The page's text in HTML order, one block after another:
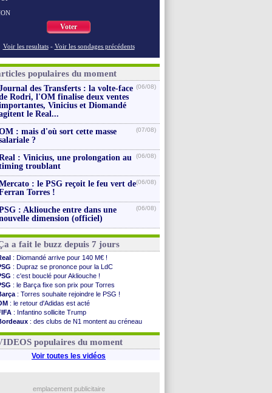
Voter
Voir les resultats - Voir les sondages précédents
populaires du moment
des Transferts : la volte-face
Rodri, l'OM finalise deux ventes
Vinicius et Diomandé
le Real...
(06/08)
: mais d'où sort cette masse
?
(07/08)
: Vinicius, une prolongation au
troublant
(06/08)
: le PSG reçoit le feu vert de
Torres !
(06/08)
: Akliouche entre dans une
dimension (officiel)
(06/08)
a fait le buzz depuis 7 jours
: Diomandé arrive pour 140 M€ !
: Dupraz se prononce pour la LdC
: c'est bouclé pour Akliouche !
: le Barça fixe son prix pour Torres
: Torres souhaite rejoindre le PSG !
: le retour d'Adidas est acté
: Infantino sollicite Trump
: des clubs de N1 montent au créneau
: le démenti de Leipzig pour Diomandé
populaires du moment
Voir toutes les vidéos
emplacement publicitaire